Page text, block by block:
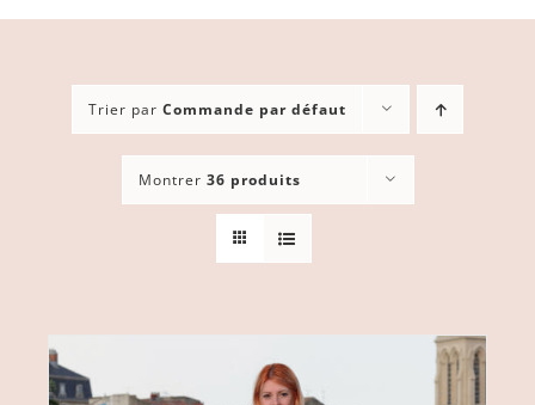
Trier par Commande par défaut
Montrer 36 produits